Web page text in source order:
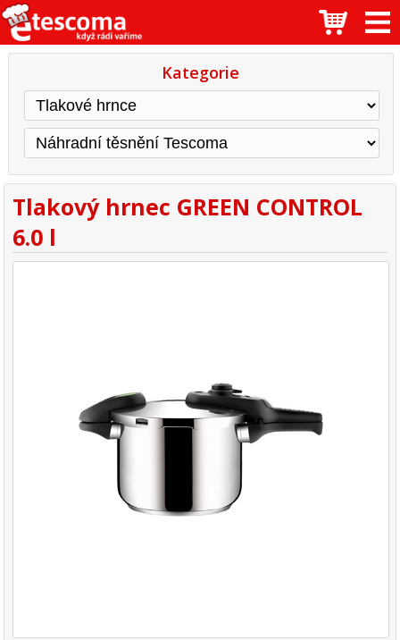
Kategorie
Tlakový hrnec GREEN CONTROL
6.0 l